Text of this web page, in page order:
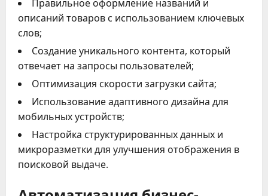
Правильное оформление названий и
описаний товаров с использованием ключевых
слов;
Создание уникального контента, который
отвечает на запросы пользователей;
Оптимизация скорости загрузки сайта;
Использование адаптивного дизайна для
мобильных устройств;
Настройка структурированных данных и
микроразметки для улучшения отображения в
поисковой выдаче.